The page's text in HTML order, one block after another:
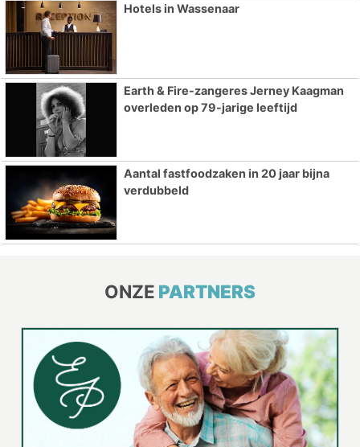
Hotels in Wassenaar
Earth & Fire-zangeres Jerney Kaagman
overleden op 79-jarige leeftijd
Aantal fastfoodzaken in 20 jaar bijna
verdubbeld
ONZE PARTNERS